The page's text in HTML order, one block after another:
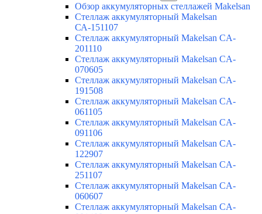
Обзор аккумуляторных стеллажей Makelsan
Стеллаж аккумуляторный Makelsan
СА-151107
Стеллаж аккумуляторный Makelsan CA-
201110
Стеллаж аккумуляторный Makelsan CA-
070605
Стеллаж аккумуляторный Makelsan CA-
191508
Стеллаж аккумуляторный Makelsan CA-
061105
Стеллаж аккумуляторный Makelsan CA-
091106
Стеллаж аккумуляторный Makelsan CA-
122907
Стеллаж аккумуляторный Makelsan CA-
251107
Стеллаж аккумуляторный Makelsan CA-
060607
Стеллаж аккумуляторный Makelsan CA-